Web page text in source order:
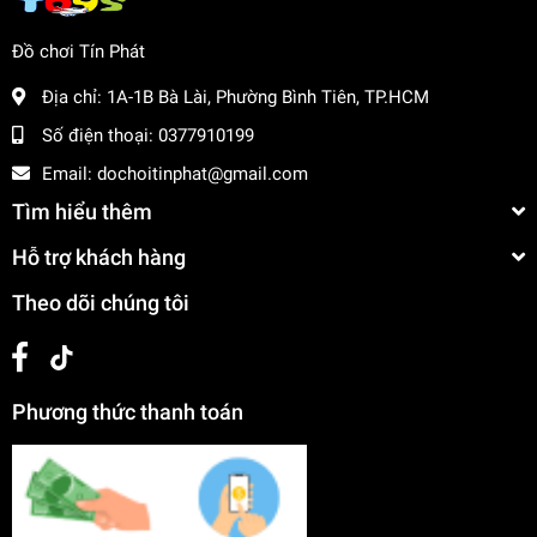
(3+).
Thông Số Sản Phẩm
Item No: 328-33 (Girls Fashion Series)
Loại:
Đồ chơi búp bê / Đồ chơi bé gái / Bộ búp bê
khớp thời trang
& ren
Số lượng:Hộp 4 búp bê baby
Đóng gói:
Độ tuổi phù hợp:3+
Hướng Dẫn Sử Dụng
Mở hộp cẩn thận và lấy 4 nàng búp bê ra ngoài.
Đồ chơi Tín Phát
Địa chỉ: 1A-1B Bà Lài, Phường Bình Tiên, TP.HCM
Số điện thoại: 0377910199
Email: dochoitinphat@gmail.com
Tìm hiểu thêm
Hỗ trợ khách hàng
Theo dõi chúng tôi
Phương thức thanh toán